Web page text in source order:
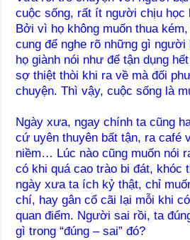
cuộc sống, rất ít người chịu học
Bởi vì họ không muốn thua
cung để nghe rõ những gì
họ giành nói như để tận dụng
sợ thiệt thòi khi ra về mà đối
chuyện. Thì vậy, cuộc sống là
Ngày xưa, ngay chính ta cũng
cứ uyên thuyên bất tận, ra café
niềm… Lúc nào cũng muốn nói
có khi quá cao trào bi đát, khóc
ngày xưa ta ích kỷ thật, chỉ
chí, hay gân cổ cãi lại mỗi khi
quan điểm. Người sai rồi, ta
gì trong “đúng – sai” đó?